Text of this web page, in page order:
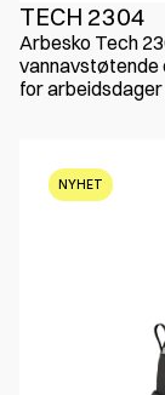
TECH 2304
Arbesko Tech
vannavstøtende
for
NYHET